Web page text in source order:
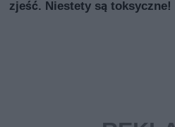
zjeść. Niestety są toksyczne!